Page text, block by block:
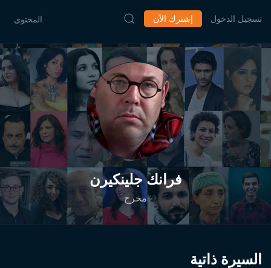
المحتوى إشترك الآن تسجيل الدخول
فرانك جلينكيرن
مخرج
السيرة ذاتية